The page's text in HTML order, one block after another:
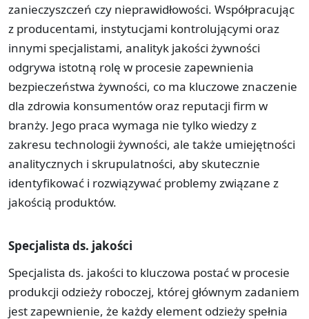
zanieczyszczeń czy nieprawidłowości. Współpracując
z producentami, instytucjami kontrolującymi oraz
innymi specjalistami, analityk jakości żywności
odgrywa istotną rolę w procesie zapewnienia
bezpieczeństwa żywności, co ma kluczowe znaczenie
dla zdrowia konsumentów oraz reputacji firm w
branży. Jego praca wymaga nie tylko wiedzy z
zakresu technologii żywności, ale także umiejętności
analitycznych i skrupulatności, aby skutecznie
identyfikować i rozwiązywać problemy związane z
jakością produktów.
Specjalista ds. jakości
Specjalista ds. jakości to kluczowa postać w procesie
produkcji odzieży roboczej, której głównym zadaniem
jest zapewnienie, że każdy element odzieży spełnia